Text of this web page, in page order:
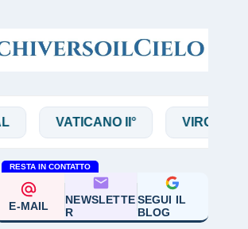
VATICANO II° VIRGILI
RESTA IN CONTATTO
E-MAIL
NEWSLETTE
R
SEGUI IL
BLOG